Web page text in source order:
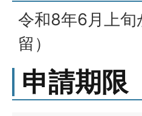
令和8年6月上旬
留）
申請期限